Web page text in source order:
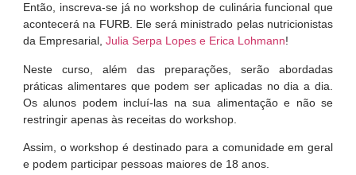
Então, inscreva-se já no workshop de culinária funcional que
acontecerá na FURB. Ele será ministrado pelas nutricionistas
da Empresarial, Julia Serpa Lopes e Erica Lohmann!
Neste curso, além das preparações, serão abordadas
práticas alimentares que podem ser aplicadas no dia a dia.
Os alunos podem incluí-las na sua alimentação e não se
restringir apenas às receitas do workshop.
Assim, o workshop é destinado para a comunidade em geral
e podem participar pessoas maiores de 18 anos.